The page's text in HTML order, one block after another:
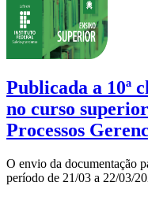
Publicada a 10ª
no curso
Processos
O envio da documentação
período de 21/03 a 22/03/